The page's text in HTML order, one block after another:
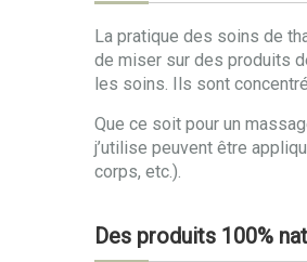
La pratique des soins de
de miser sur des produits
les soins. Ils sont
Que ce soit pour un
j’utilise peuvent être
corps, etc.).
Des produits 100%